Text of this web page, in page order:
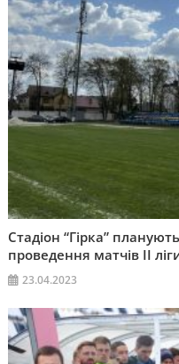
Стадіон “Гірка”
проведення матчів ІІ
23.04.2023